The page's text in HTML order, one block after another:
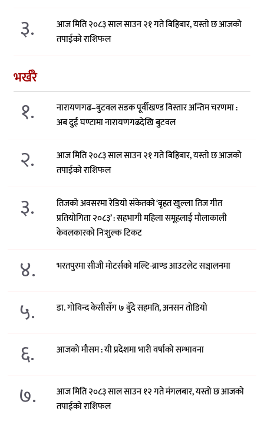
३.
आज मिति २०८३ साल साउन २१ गते बिहिबार, यस्तो छ आजको
तपाईको राशिफल
भर्खरै
१.
नारायणगढ–बुटवल सडक पूर्वीखण्ड विस्तार अन्तिम चरणमा :
अब दुई घण्टामा नारायणगढदेखि बुटवल
२.
आज मिति २०८३ साल साउन २१ गते बिहिबार, यस्तो छ आजको
तपाईको राशिफल
३.
तिजको अवसरमा रेडियो संकेतको ‘बृहत खुल्ला तिज गीत
प्रतियोगिता २०८३’ : सहभागी महिला समूहलाई मौलाकाली
केवलकारको निःशुल्क टिकट
४. भरतपुरमा सीजी मोटर्सको मल्टि-ब्राण्ड आउटलेट सञ्चालनमा
५. डा. गोविन्द केसीसँग ७ बुँदे सहमति, अनसन तोडियो
६. आजको मौसम : यी प्रदेशमा भारी वर्षाको सम्भावना
७.
आज मिति २०८३ साल साउन १२ गते मंगलबार, यस्तो छ आजको
तपाईको राशिफल